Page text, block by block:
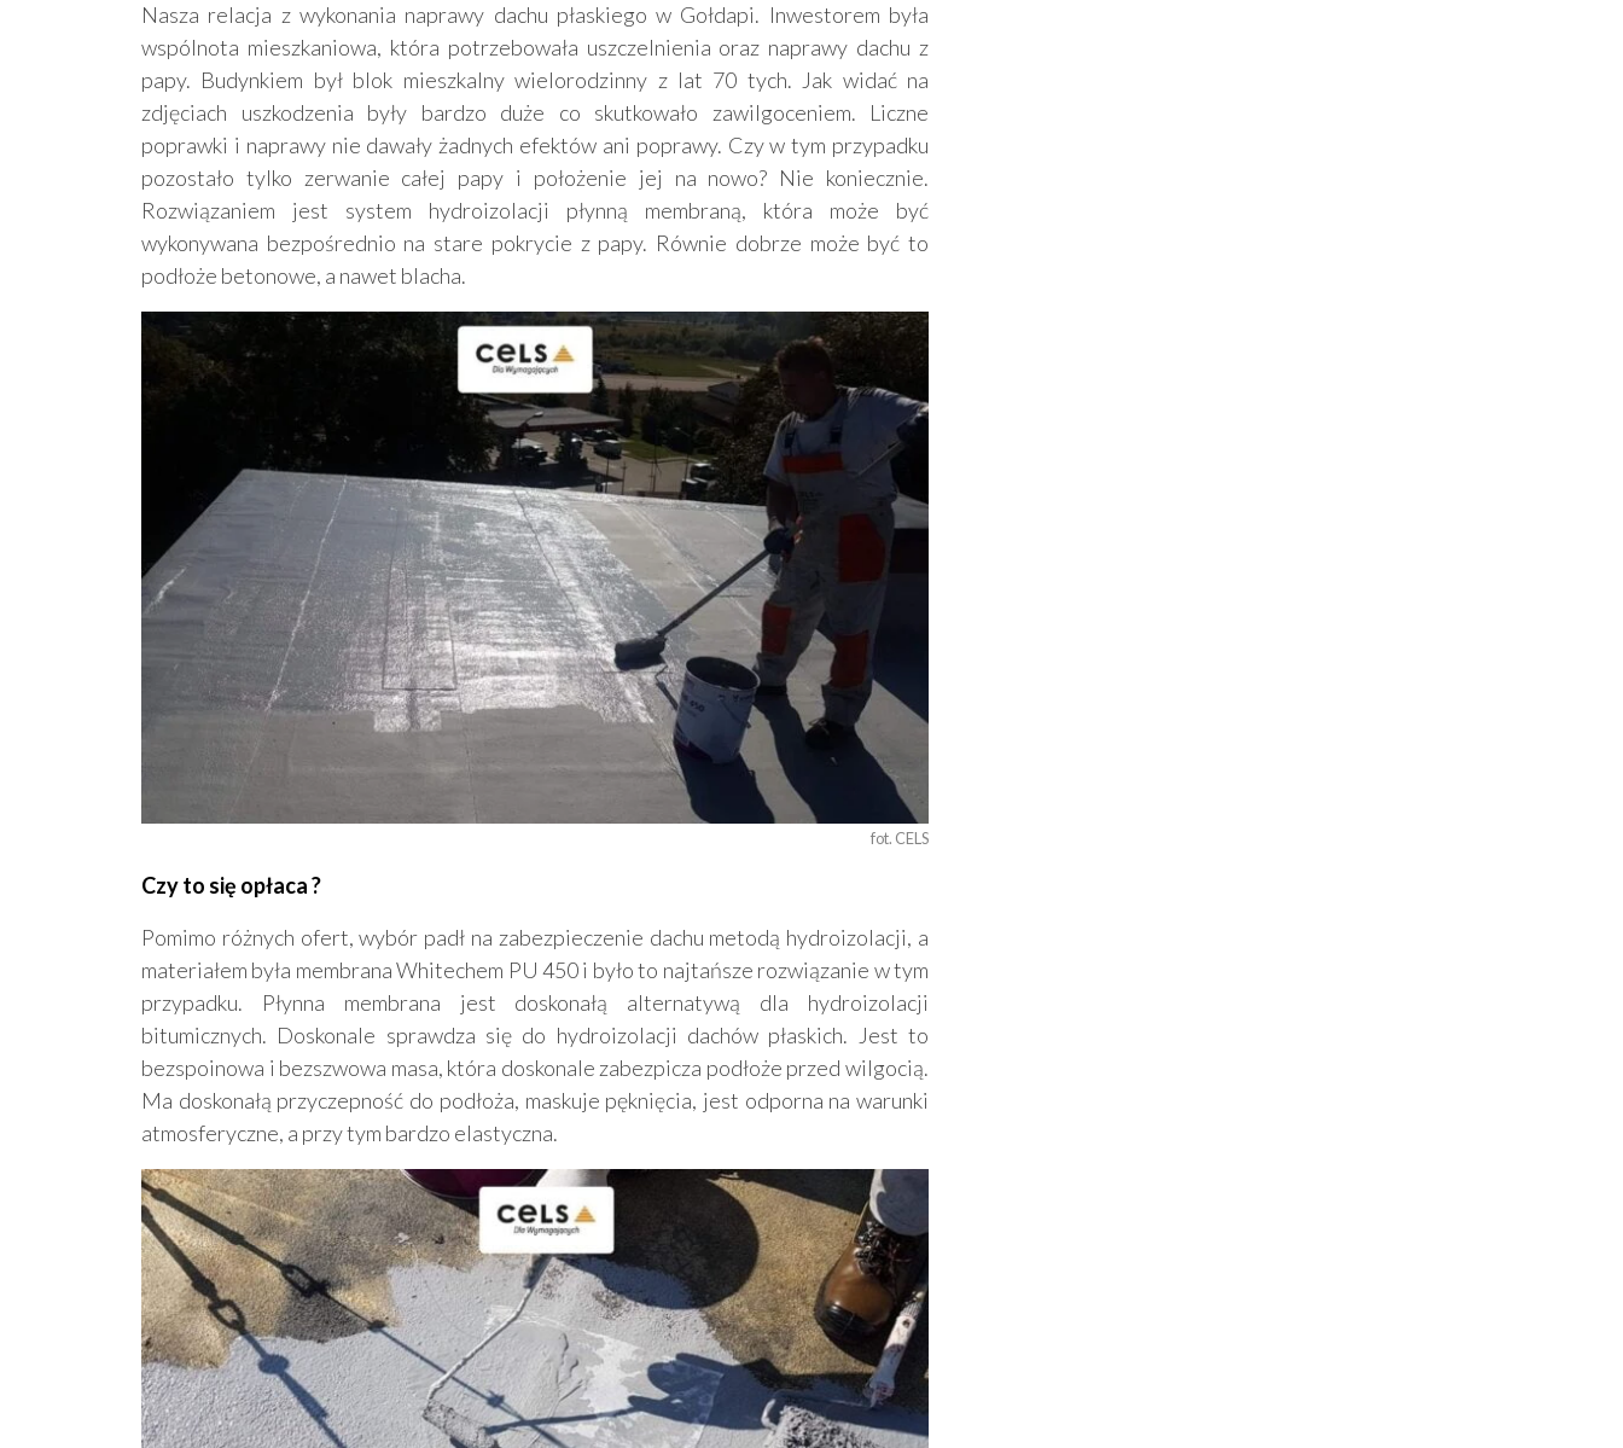
Nasza relacja z wykonania naprawy dachu płaskiego w Gołdapi. Inwestorem była
wspólnota mieszkaniowa, która potrzebowała uszczelnienia oraz naprawy dachu z
papy. Budynkiem był blok mieszkalny wielorodzinny z lat 70 tych. Jak widać na
zdjęciach uszkodzenia były bardzo duże co skutkowało zawilgoceniem. Liczne
poprawki i naprawy nie dawały żadnych efektów ani poprawy. Czy w tym przypadku
pozostało tylko zerwanie całej papy i położenie jej na nowo? Nie koniecznie.
Rozwiązaniem jest system hydroizolacji płynną membraną, która może być
wykonywana bezpośrednio na stare pokrycie z papy. Równie dobrze może być to
podłoże betonowe, a nawet blacha.
fot. CELS
Czy to się opłaca ?
Pomimo różnych ofert, wybór padł na zabezpieczenie dachu metodą hydroizolacji, a
materiałem była membrana Whitechem PU 450 i było to najtańsze rozwiązanie w tym
przypadku. Płynna membrana jest doskonałą alternatywą dla hydroizolacji
bitumicznych. Doskonale sprawdza się do hydroizolacji dachów płaskich. Jest to
bezspoinowa i bezszwowa masa, która doskonale zabezpicza podłoże przed wilgocią.
Ma doskonałą przyczepność do podłoża, maskuje pęknięcia, jest odporna na warunki
atmosferyczne, a przy tym bardzo elastyczna.